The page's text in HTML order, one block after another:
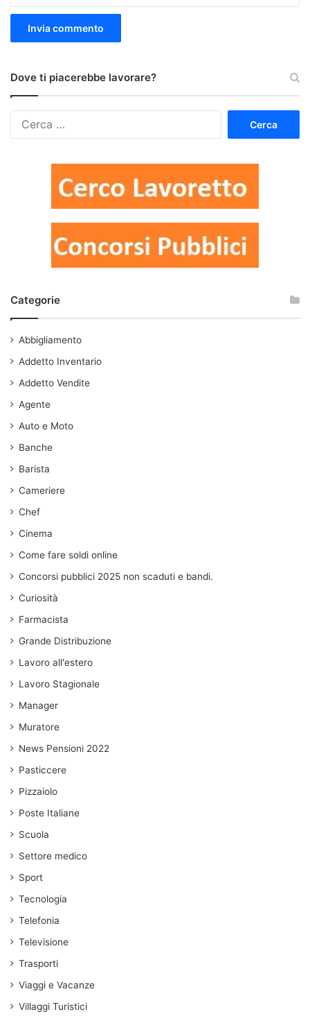
Dove ti piacerebbe lavorare?
Categorie
Abbigliamento
Addetto Inventario
Addetto Vendite
Agente
Auto e Moto
Banche
Barista
Cameriere
Chef
Cinema
Come fare soldi online
Concorsi pubblici 2025 non scaduti e bandi.
Curiosità
Farmacista
Grande Distribuzione
Lavoro all'estero
Lavoro Stagionale
Manager
Muratore
News Pensioni 2022
Pasticcere
Pizzaiolo
Poste Italiane
Scuola
Settore medico
Sport
Tecnologia
Telefonia
Televisione
Trasporti
Viaggi e Vacanze
Villaggi Turistici